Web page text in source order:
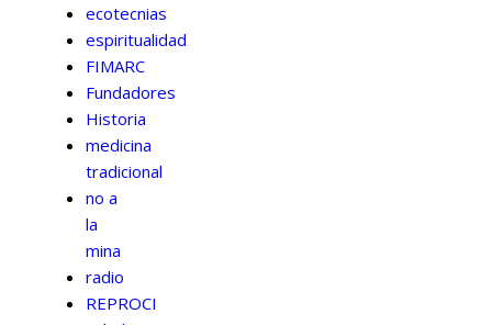
ecotecnias
espiritualidad
FIMARC
Fundadores
Historia
medicina
tradicional
no a
la
mina
radio
REPROCI